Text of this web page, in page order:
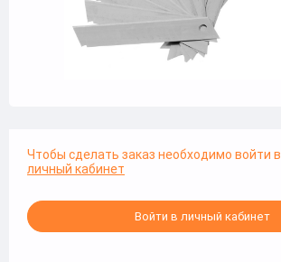
Чтобы сделать заказ необходимо войти в
личный кабинет
Войти в личный кабинет